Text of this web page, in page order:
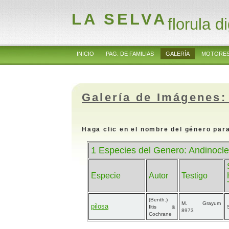
LA SELVAflorula
INICIO PAG. DE FAMILIAS GALERÍA
Galería de
Haga clic en el nombre del género
1 Especies del Genero:
Especie Autor Testigo
pilosa
(Benth.)
Iltis &
Cochrane
M. Grayum
8973